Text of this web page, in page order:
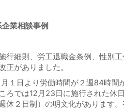
業相談事例
行細則、労工退職金条例、性別
正がありました。
１日より労働時間が２週84時間
ろでは12月23日に施行された休
休２日制）の明文化があります